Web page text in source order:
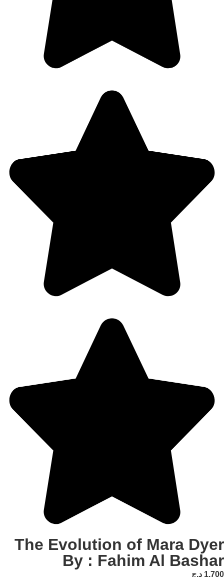
The Evolution of
By : Fahim Al